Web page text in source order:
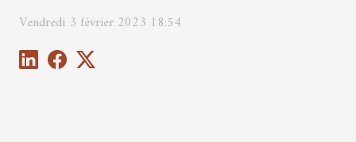
Vendredi 3 février 2023 18:54